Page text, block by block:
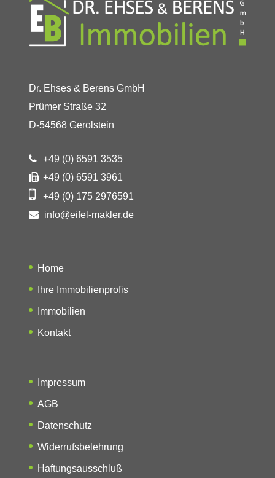
Dr. Ehses & Berens GmbH
Prümer Straße 32
D-54568 Gerolstein
+49 (0) 6591 3535
+49 (0) 6591 3961
+49 (0) 175 2976591
info@eifel-makler.de
Home
Ihre Immobilienprofis
Immobilien
Kontakt
Impressum
AGB
Datenschutz
Widerrufsbelehrung
Haftungsausschluß